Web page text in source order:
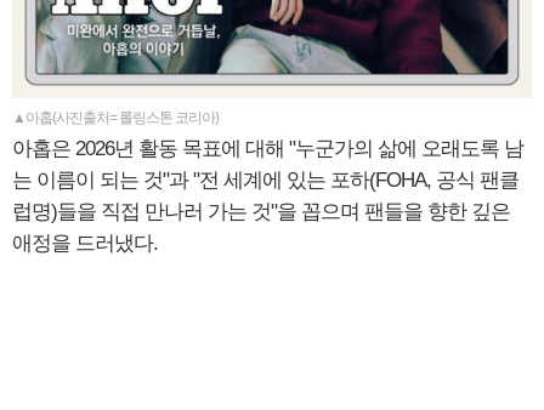
▲아홉(사진출처= 롤링스톤 코리아)
아홉은 2026년 활동 목표에 대해 "누군가의 삶에 오래도록 남
는 이름이 되는 것"과 "전 세계에 있는 포하(FOHA, 공식 팬클
럽명)들을 직접 만나러 가는 것"을 꼽으며 팬들을 향한 깊은
애정을 드러냈다.